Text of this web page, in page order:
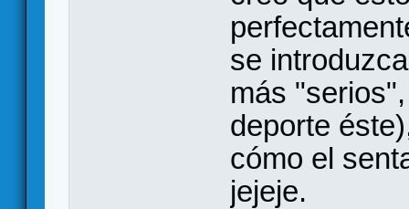
se
más
deporte
cómo el
jejeje.